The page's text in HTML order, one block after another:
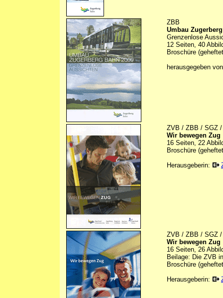
ZBB
Umbau
Grenzenlose
12 Seiten, 40
Broschüre
herausgegeben
ZVB / ZBB / SGZ /
Wir bewegen Zug
16 Seiten, 22
Broschüre
Herausgeberin:
ZVB / ZBB / SGZ /
Wir bewegen Zug
16 Seiten, 26
Beilage: Die ZVB
Broschüre
Herausgeberin: